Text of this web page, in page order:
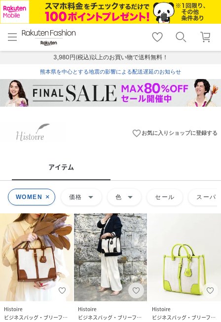
menu home
トップ
shopping_cart lock_outline
ログイン
3,980円(税込)以上のお買い物で送料無料！
熊本県を中心とする地震の影響による配送遅延のお知らせ
favorite_borderお気に入りショップに登録する
アイテム
WOMEN 価格 arrow_drop_down 色 arrow_drop_down セール スーパ
Histoire
ビジネスバッグ・ブリーフケース
Histoire
ビジネスバッグ・ブリーフケース
Histoire
ビジネスバッグ・ブリーフケース